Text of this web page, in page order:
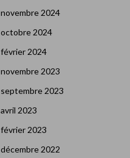
novembre 2024
octobre 2024
février 2024
novembre 2023
septembre 2023
avril 2023
février 2023
décembre 2022